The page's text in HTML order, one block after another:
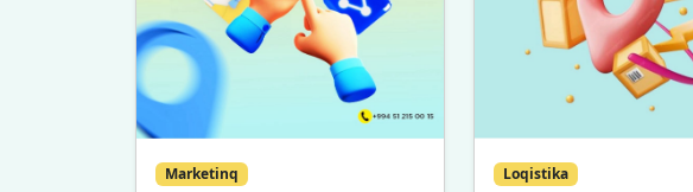
Marketinq Loqistika